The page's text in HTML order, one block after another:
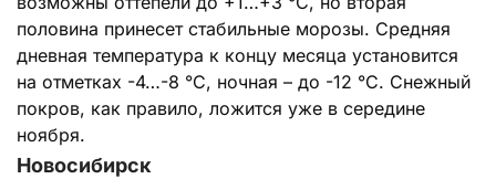
половина принесет стабильные морозы. Средняя
дневная температура к концу месяца установится
на отметках -4…-8 °C, ночная – до -12 °C. Снежный
покров, как правило, ложится уже в середине
ноября.
Новосибирск